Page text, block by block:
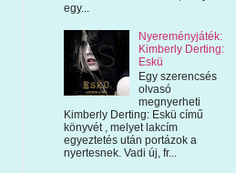
egy...
Nyereményjáték:
Kimberly Derting:
Eskü
Egy szerencsés
olvasó
megnyerheti
Kimberly Derting: Eskü című
könyvét , melyet lakcím
egyeztetés után portázok a
nyertesnek. Vadi új, fr...